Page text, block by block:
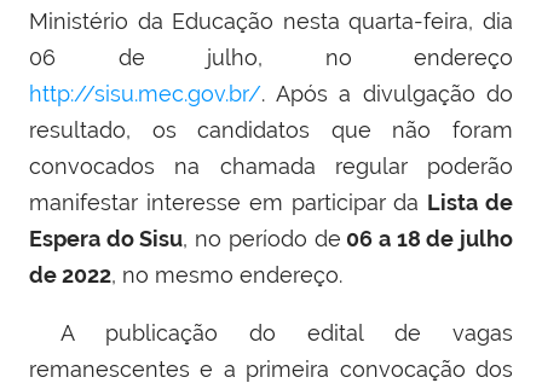
Ministério da Educação nesta quarta-feira, dia
06 de julho, no endereço
http://sisu.mec.gov.br/. Após a divulgação do
resultado, os candidatos que não foram
convocados na chamada regular poderão
manifestar interesse em participar da Lista de
Espera do Sisu, no período de 06 a 18 de julho
de 2022, no mesmo endereço.
A publicação do edital de vagas
remanescentes e a primeira convocação dos